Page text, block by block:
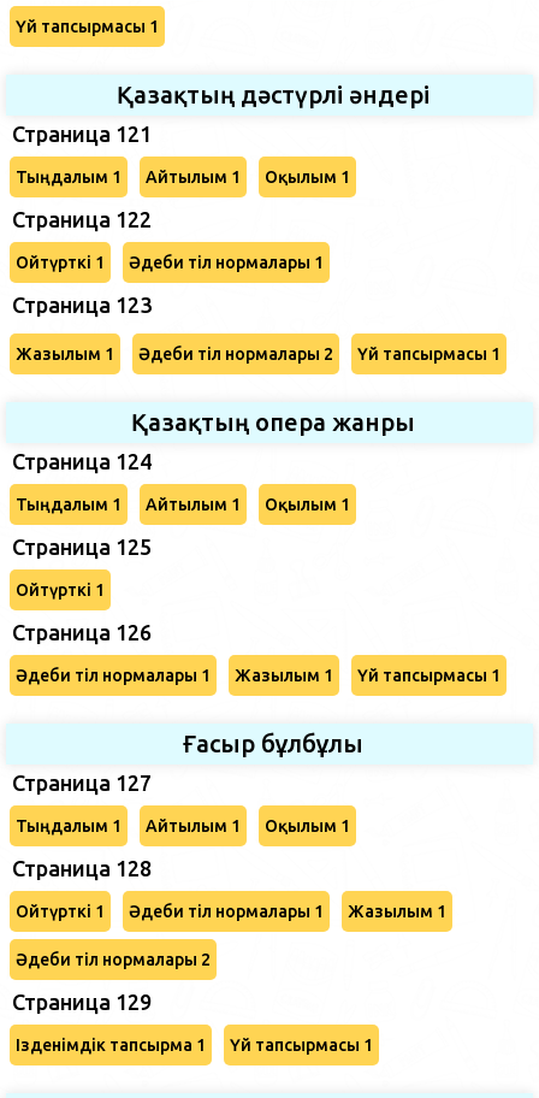
Үй тапсырмасы 1
Қазақтың дәстүрлі әндері
Страница 121
Тыңдалым 1 Айтылым 1 Оқылым 1
Страница 122
Ойтүрткі 1 Әдеби тіл нормалары 1
Страница 123
Жазылым 1 Әдеби тіл нормалары 2 Үй тапсырмасы 1
Қазақтың опера жанры
Страница 124
Тыңдалым 1 Айтылым 1 Оқылым 1
Страница 125
Ойтүрткі 1
Страница 126
Әдеби тіл нормалары 1 Жазылым 1 Үй тапсырмасы 1
Ғасыр бұлбұлы
Страница 127
Тыңдалым 1 Айтылым 1 Оқылым 1
Страница 128
Ойтүрткі 1 Әдеби тіл нормалары 1 Жазылым 1
Әдеби тіл нормалары 2
Страница 129
Ізденімдік тапсырма 1 Үй тапсырмасы 1